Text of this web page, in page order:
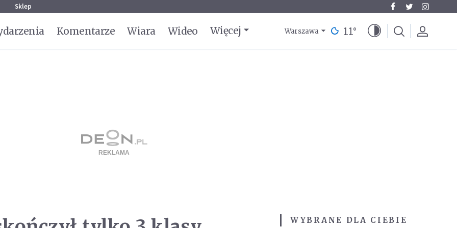
Sklep
Komentarze Wiara Wideo Więcej Warszawa 11°
WYBRANE DLA CIEBIE